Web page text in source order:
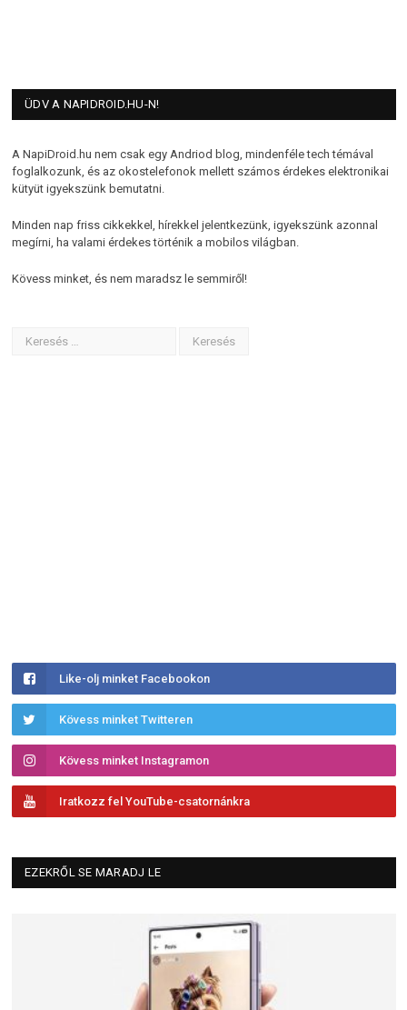
ÜDV A NAPIDROID.HU-N!
A NapiDroid.hu nem csak egy Andriod blog, mindenféle tech témával
foglalkozunk, és az okostelefonok mellett számos érdekes elektronikai
kütyüt igyekszünk bemutatni.
Minden nap friss cikkekkel, hírekkel jelentkezünk, igyekszünk azonnal
megírni, ha valami érdekes történik a mobilos világban.
Kövess minket, és nem maradsz le semmiről!
Like-olj minket Facebookon
Kövess minket Twitteren
Kövess minket Instagramon
Iratkozz fel YouTube-csatornánkra
EZEKRŐL SE MARADJ LE